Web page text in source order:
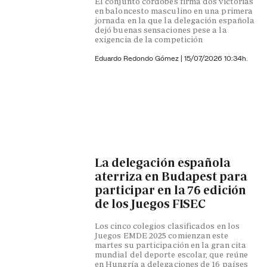
en baloncesto masculino en una primera
jornada en la que la delegación española
dejó buenas sensaciones pese a la
exigencia de la competición
Eduardo Redondo Gómez | 15/07/2026 10:34h.
La delegación española
aterriza en Budapest para
participar en la 76 edición
de los Juegos FISEC
Los cinco colegios clasificados en los
Juegos EMDE 2025 comienzan este
martes su participación en la gran cita
mundial del deporte escolar, que reúne
en Hungría a delegaciones de 16 países